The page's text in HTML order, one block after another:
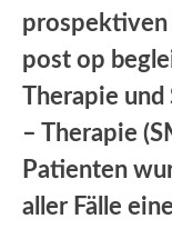
prospektiven
post op
Therapie
– Therapie
Patienten
aller Fälle